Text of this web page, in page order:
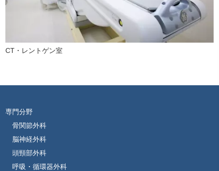
CT・レントゲン室
専門分野
骨関節外科
脳神経外科
頭頸部外科
呼吸・循環器外科